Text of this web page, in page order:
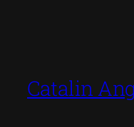
Catalin